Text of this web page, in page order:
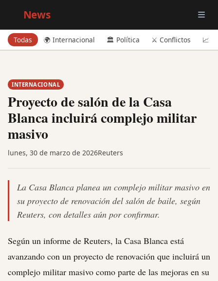
News
Todas 🌍 Internacional 🏛️ Política ⚔️ Conflictos 📈
INTERNACIONAL
Proyecto de salón de la Casa
Blanca incluirá complejo militar
masivo
lunes, 30 de marzo de 2026Reuters
La Casa Blanca planea un complejo militar masivo en
su proyecto de renovación del salón de baile, según
Reuters, con detalles aún por confirmar.
Según un informe de Reuters, la Casa Blanca está
avanzando con un proyecto de renovación que incluirá un
complejo militar masivo como parte de las mejoras en su